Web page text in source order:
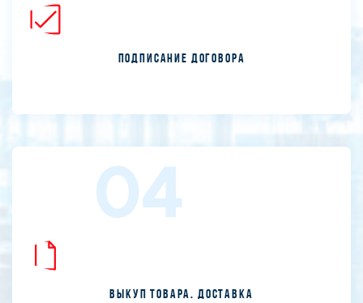
Подписание договора
04
Выкуп товара. Доставка